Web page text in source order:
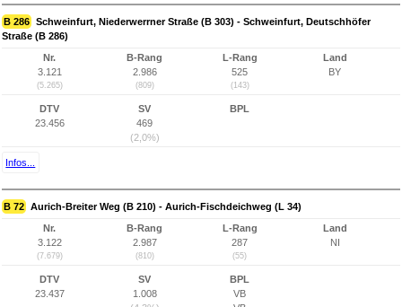
B 286 Schweinfurt, Niederwerrner Straße (B 303) - Schweinfurt, Deutschhöfer
Straße (B 286)
Nr.
3.121
(5.265)
B-Rang
2.986
(809)
L-Rang
525
(143)
Land
BY
DTV
23.456
SV
469
(2,0%)
BPL
Infos...
B 72 Aurich-Breiter Weg (B 210) - Aurich-Fischdeichweg (L 34)
Nr.
3.122
(7.679)
B-Rang
2.987
(810)
L-Rang
287
(55)
Land
NI
DTV
23.437
SV
1.008
BPL
VB